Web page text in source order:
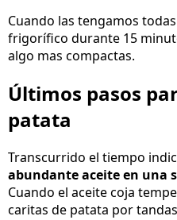
Cuando las tengamos
frigorífico durante 15
algo mas compactas.
Últimos pasos
patata
Transcurrido el tiempo
abundante aceite en una
Cuando el aceite coja
caritas de patata por